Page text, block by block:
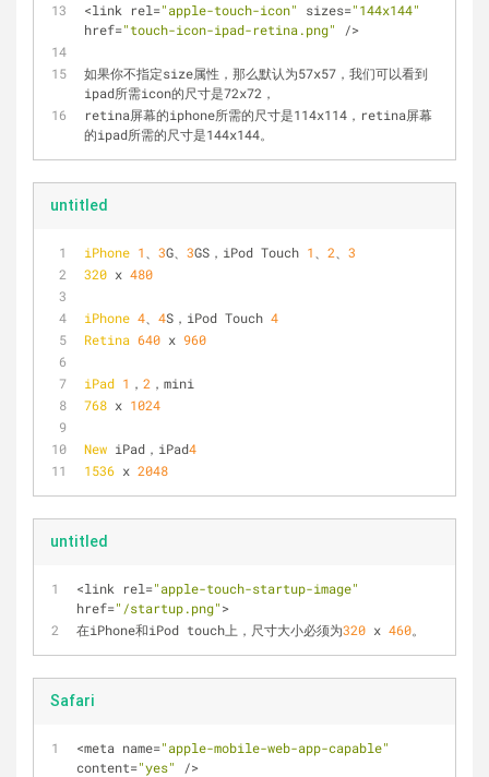
<link rel="apple-touch-icon" sizes="144x144"
href="touch-icon-ipad-retina.png" />
如果你不指定size属性，那么默认为57x57，我们可以看到
ipad所需icon的尺寸是72x72，
retina屏幕的iphone所需的尺寸是114x114，retina屏幕
的ipad所需的尺寸是144x144。
untitled
iPhone 1 3G、 3GS，iPod Touch 1 2
3
320 x 480
iPhone 4 4S，iPod Touch 4
Retina 640 x 960
iPad 1 ， 2 ，mini
768 x 1024
New iPad，iPad4
1536 x 2048
untitled
<link rel="apple-touch-startup-image"
href="/startup.png">
在iPhone和iPod touch上，尺寸大小必须为320 x 460。
Safari
<meta name="apple-mobile-web-app-capable"
content="yes" />